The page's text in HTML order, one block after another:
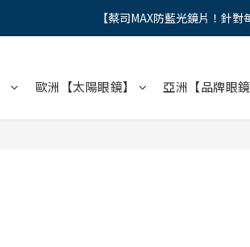
"馬年新章續寫，視界品
【蔡司MAX防藍光鏡片！針
歐洲【太陽眼鏡】 亞洲【品牌眼鏡